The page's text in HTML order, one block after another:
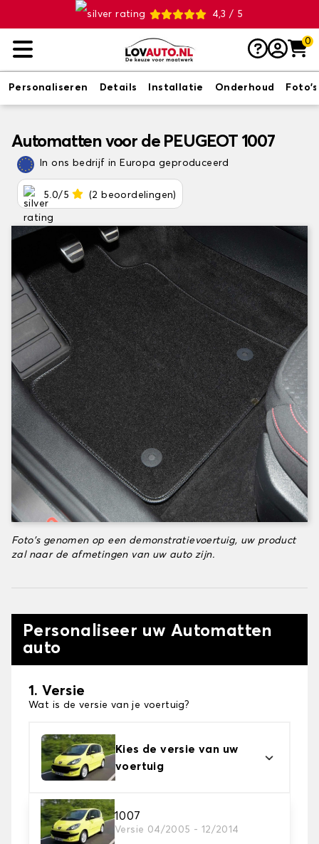
4,3 / 5
0
Personaliseren Details Installatie Onderhoud Foto's
Automatten voor de PEUGEOT 1007
In ons bedrijf in Europa geproduceerd
5.0/5 (2 beoordelingen)
Foto's genomen op een demonstratievoertuig, uw product
zal naar de afmetingen van uw auto zijn.
Personaliseer uw Automatten
auto
1. Versie
Wat is de versie van je voertuig?
Kies de versie van uw
voertuig
1007
Versie 04/2005 - 12/2014
2. Materiaal
Kies het materiaal van uw automatten